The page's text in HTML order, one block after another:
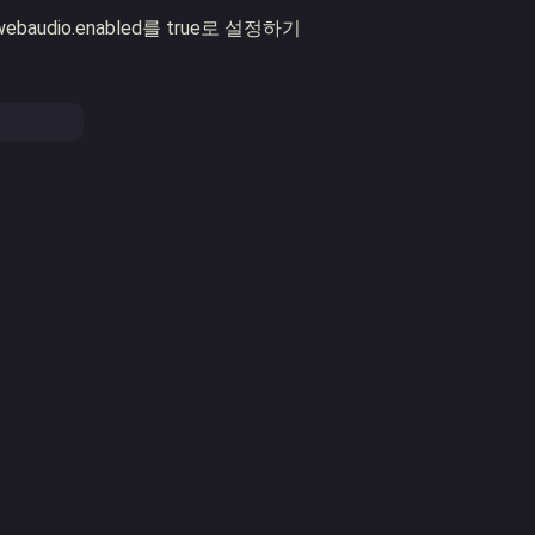
를 true로 설정하기